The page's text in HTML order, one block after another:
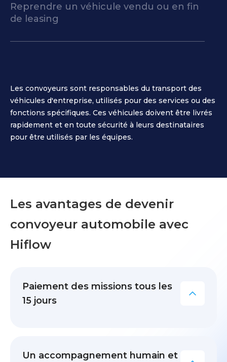
Reprendre un véhicule vendu ou en fin
de leasing
Les convoyeurs sont responsables du transport des
véhicules d'entreprise, utilisés pour des services ou des
fonctions spécifiques. Ces véhicules doivent être livrés
rapidement et en toute sécurité à leurs destinataires
pour être utilisés par les équipes.
Les avantages de devenir
convoyeur automobile avec
Hiflow
Paiement des missions tous les
15 jours
paiements
Un accompagnement humain et